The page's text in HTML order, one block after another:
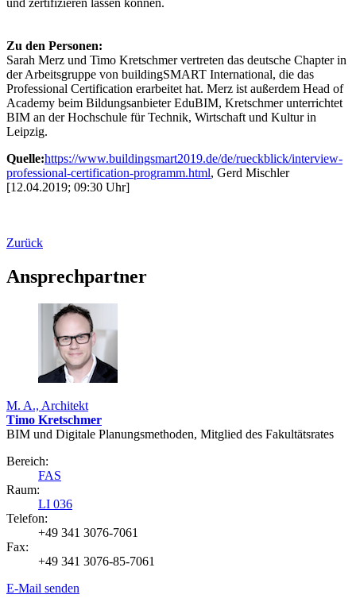
und zertifizieren lassen können.
Zu den Personen:
Sarah Merz und Timo Kretschmer vertreten das deutsche Chapter in
der Arbeitsgruppe von buildingSMART International, die das
Professional Certification erarbeitet hat. Merz ist außerdem Head of
Academy beim Bildungsanbieter EduBIM, Kretschmer unterrichtet
BIM an der Hochschule für Technik, Wirtschaft und Kultur in
Leipzig.
Quelle:https://www.buildingsmart2019.de/de/rueckblick/interview-
professional-certification-programm.html, Gerd Mischler
[12.04.2019; 09:30 Uhr]
Zurück
Ansprechpartner
M. A., Architekt
Timo Kretschmer
BIM und Digitale Planungsmethoden, Mitglied des Fakultätsrates
Bereich:
FAS
Raum:
LI 036
Telefon:
+49 341 3076-7061
Fax:
+49 341 3076-85-7061
E-Mail senden